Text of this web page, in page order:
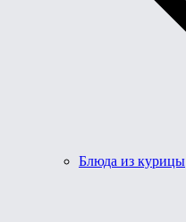
Блюда из курицы